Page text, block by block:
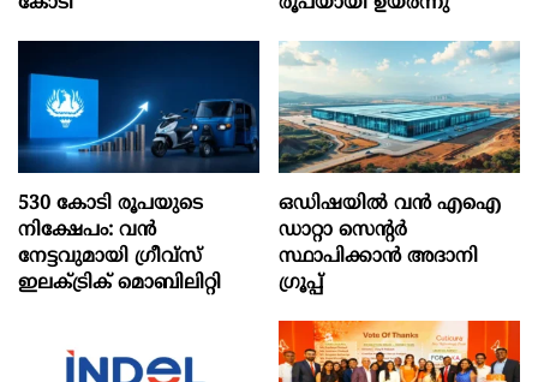
530 കോടി രൂപയുടെ
നിക്ഷേപം: വൻ
നേട്ടവുമായി ഗ്രീവ്സ്
ഇലക്ട്രിക് മൊബിലിറ്റി
ഒഡിഷയില്‍ വന്‍ എഐ
ഡാറ്റാ സെന്റര്‍
സ്ഥാപിക്കാന്‍ അദാനി
ഗ്രൂപ്പ്